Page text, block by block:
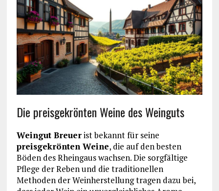
Die preisgekrönten Weine des Weinguts
Weingut Breuerist bekannt für seine
preisgekrönten Weine, die auf den besten
Böden des Rheingaus wachsen. Die sorgfältige
Pflege der Reben und die traditionellen
Methoden der Weinherstellung tragen dazu bei,